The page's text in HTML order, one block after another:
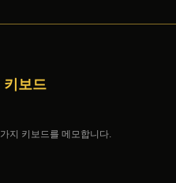
키보드
지 키보드를 메모합니다.